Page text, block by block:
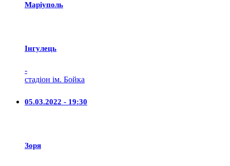
Маріуполь
Iнгулець
-
стадіон ім. Бойка
05.03.2022 - 19:30
Зоря